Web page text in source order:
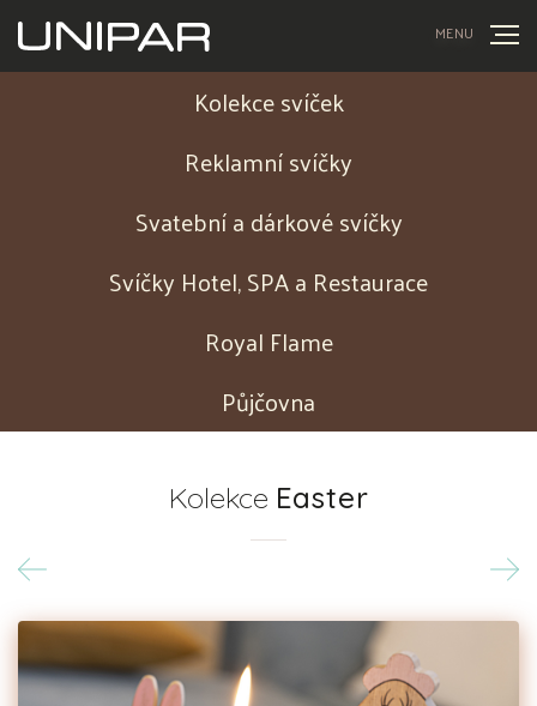
MENU
Kolekce svíček
Reklamní svíčky
Svatební a dárkové svíčky
Svíčky Hotel, SPA a Restaurace
Royal Flame
Půjčovna
Kolekce Easter